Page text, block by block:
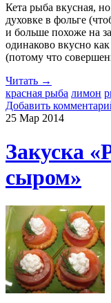
Кета рыба вкусная,
духовке в фольге
и больше похоже на
одинаково вкусно
(потому что
Читать →
красная рыба лимон
Добавить
25 Мар 2014
Закуска
сыром»